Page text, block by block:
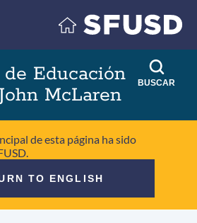
de Educación
McLaren
BUSCAR
de esta página ha sido
TO ENGLISH